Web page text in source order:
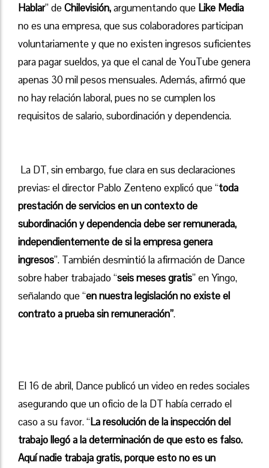
Hablar” deChilevisión,argumentando que Like Media
no es una empresa, que sus colaboradores participan
voluntariamente y que no existen ingresos suficientes
para pagar sueldos, ya que el canal de YouTube genera
apenas 30 mil pesos mensuales. Además, afirmó que
no hay relación laboral, pues no se cumplen los
requisitos de salario, subordinación y dependencia.
La DT, sin embargo, fue clara en sus declaraciones
previas: el director Pablo Zenteno explicó que “toda
prestación de servicios en un contexto de
subordinación y dependencia debe ser remunerada,
independientemente de si la empresa genera
ingresos”. También desmintió la afirmación de Dance
sobre haber trabajado “seis meses gratis” en Yingo,
señalando que “en nuestra legislación no existe el
contrato a prueba sin remuneración”.
El 16 de abril, Dance publicó un video en redes sociales
asegurando que un oficio de la DT había cerrado el
caso a su favor. “La resolución de la inspección del
trabajo llegó a la determinación de que esto es falso.
Aquí nadie trabaja gratis, porque esto no es un